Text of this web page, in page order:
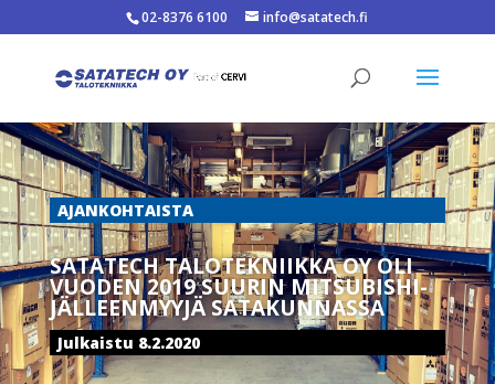
02-8376 6100 info@satatech.fi
AJANKOHTAISTA
SATATECH TALOTEKNIIKKA OY OLI
VUODEN 2019 SUURIN MITSUBISHI-
JÄLLEENMYYJÄ SATAKUNNASSA
Julkaistu 8.2.2020